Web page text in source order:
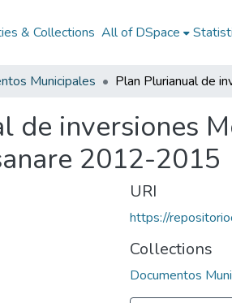
& Collections All of DSpace
Municipales
de inversiones
2012-2015
URI
https://
Collections
Documentos